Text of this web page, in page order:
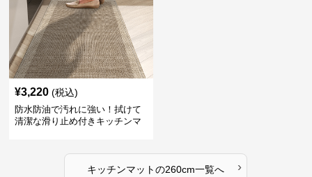
¥3,220 (税込)
防水防油で汚れに強い！拭けて
清潔な滑り止め付きキッチンマ
キッチンマットの260cm一覧へ ›